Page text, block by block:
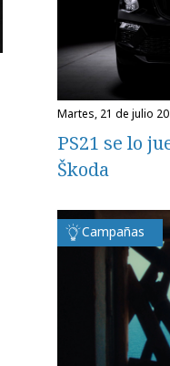
martes, 21 de julio
PS21 se lo
Škoda
Campañas